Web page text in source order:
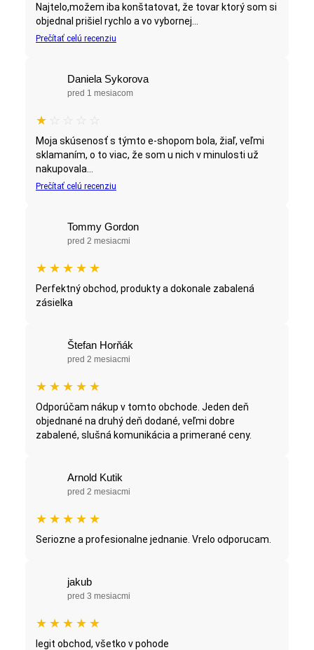
Najtelo,možem iba konštatovat, že tovar ktorý som si
objednal prišiel rychlo a vo vybornej...
Prečítať celú recenziu
Daniela Sykorova
pred 1 mesiacom
★ ☆ ☆ ☆ ☆
Moja skúsenosť s týmto e-shopom bola, žiaľ, veľmi
sklamaním, o to viac, že som u nich v minulosti už
nakupovala...
Prečítať celú recenziu
Tommy Gordon
pred 2 mesiacmi
★ ★ ★ ★ ★
Perfektný obchod, produkty a dokonale zabalená
zásielka
Štefan Horňák
pred 2 mesiacmi
★ ★ ★ ★ ★
Odporúčam nákup v tomto obchode. Jeden deň
objednané na druhý deň dodané, veľmi dobre
zabalené, slušná komunikácia a primerané ceny.
Arnold Kutik
pred 2 mesiacmi
★ ★ ★ ★ ★
Seriozne a profesionalne jednanie. Vrelo odporucam.
jakub
pred 3 mesiacmi
★ ★ ★ ★ ★
legit obchod, všetko v pohode